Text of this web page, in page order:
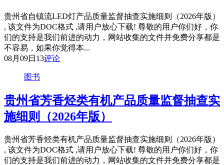
贵州省自镇流LED灯产品质量监督抽查实施细则（2026年版）
, 该文件为DOC格式 ,请用户放心下载! 尊敬的用户你们好，你
们的支持是我们前进的动力，网站收集的文件并免费分享都是
不容易，如果你觉得本...
08月09日 13评论
图书
贵州省芳香烃类有机产品质量监督抽查实
施细则（2026年版）
贵州省芳香烃类有机产品质量监督抽查实施细则（2026年版）
, 该文件为DOC格式 ,请用户放心下载! 尊敬的用户你们好，你
们的支持是我们前进的动力，网站收集的文件并免费分享都是